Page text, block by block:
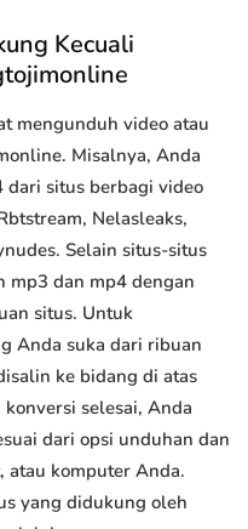
Kecuali
mengunduh video atau
Misalnya, Anda
situs berbagi video
Nelasleaks,
Selain situs-situs
mp3 dan mp4 dengan
situs. Untuk
Anda suka dari ribuan
ke bidang di atas
selesai, Anda
dari opsi unduhan dan
atau komputer Anda.
yang didukung oleh